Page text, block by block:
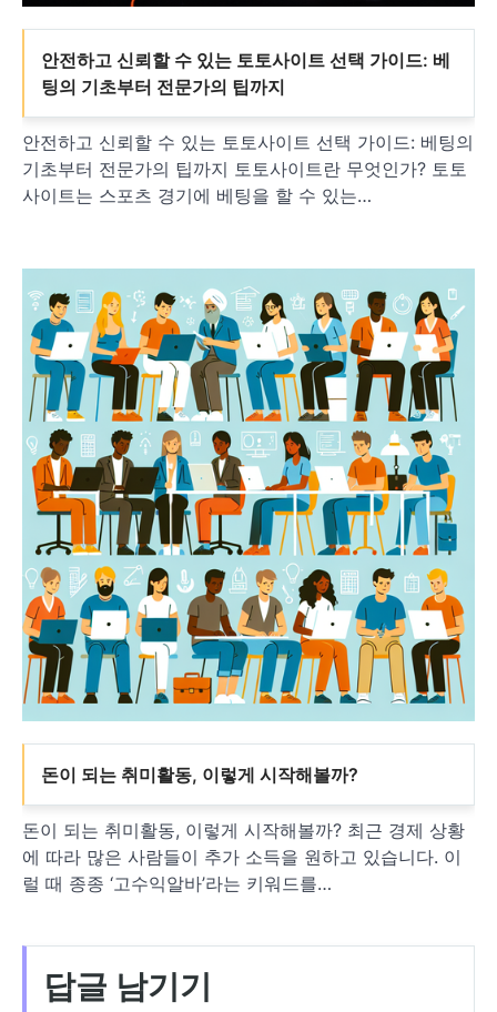
안전하고 신뢰할 수 있는 토토사이트 선택 가이드: 베
팅의 기초부터 전문가의 팁까지
안전하고 신뢰할 수 있는 토토사이트 선택 가이드: 베팅의
기초부터 전문가의 팁까지 토토사이트란 무엇인가? 토토
사이트는 스포츠 경기에 베팅을 할 수 있는…
돈이 되는 취미활동, 이렇게 시작해볼까?
돈이 되는 취미활동, 이렇게 시작해볼까? 최근 경제 상황
에 따라 많은 사람들이 추가 소득을 원하고 있습니다. 이
럴 때 종종 ‘고수익알바’라는 키워드를…
답글 남기기